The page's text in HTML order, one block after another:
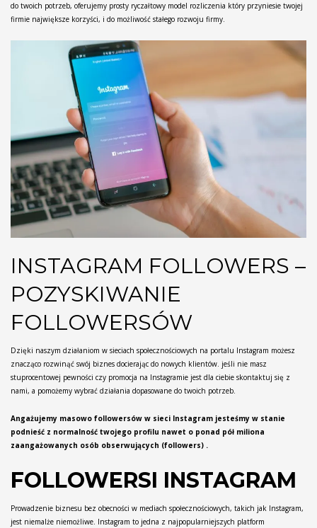
do twoich potrzeb, oferujemy prosty ryczałtowy model rozliczenia który przyniesie twojej
firmie największe korzyści, i do możliwość stałego rozwoju firmy.
INSTAGRAM FOLLOWERS –
POZYSKIWANIE
FOLLOWERSÓW
Dzięki naszym działaniom w sieciach społecznościowych na portalu Instagram możesz
znacząco rozwinąć swój biznes docierając do nowych klientów. jeśli nie masz
stuprocentowej pewności czy promocja na Instagramie jest dla ciebie skontaktuj się z
nami, a pomożemy wybrać działania dopasowane do twoich potrzeb.
Angażujemy masowo followersów w sieci Instagram jesteśmy w stanie
podnieść z normalność twojego profilu nawet o ponad pół miliona
zaangażowanych osób obserwujących (followers) .
FOLLOWERSI INSTAGRAM
Prowadzenie biznesu bez obecności w mediach społecznościowych, takich jak Instagram,
jest niemalże niemożliwe. Instagram to jedna z najpopularniejszych platform